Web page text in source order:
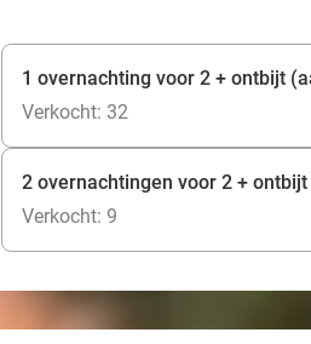
1 overnachting voor 2 + ontbijt
Verkocht: 32
2 overnachtingen voor 2 +
Verkocht: 9